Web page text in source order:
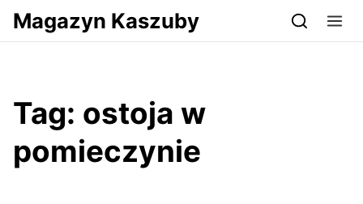
Przejdź do serwisu magazynkaszuby.pl
Magazyn Kaszuby
Tag: ostoja w
pomieczynie